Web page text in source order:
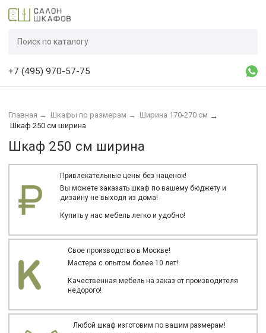
+7 (495) 970-57-75
Главная → Шкафы по размерам → Ширина 170-270 см →
Шкаф 250 см ширина
Шкаф 250 см ширина
Привлекательные цены без наценок!
Вы можете заказать шкаф по вашему бюджету и
дизайну не выходя из дома!
Купить у нас мебель легко и удобно!
Свое производство в Москве!
Мастера с опытом более 10 лет!
Качественная мебель на заказ от производителя
недорого!
Любой шкаф изготовим по вашим размерам!